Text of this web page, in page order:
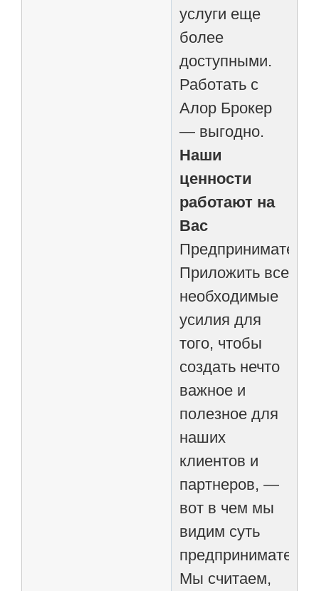
услуги еще
более
доступными.
Работать с
Алор Брокер
— выгодно.
Наши
ценности
работают на
Вас
Приложить все
необходимые
усилия для
того, чтобы
создать нечто
важное и
полезное для
наших
клиентов и
партнеров, —
вот в чем мы
видим суть
Мы считаем,